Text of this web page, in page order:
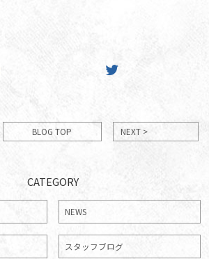
BLOG TOP NEXT >
CATEGORY
NEWS
スタッフブログ